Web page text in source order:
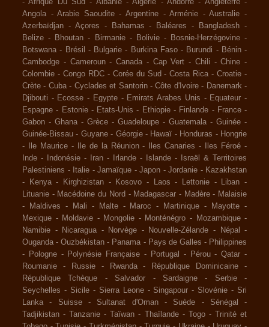
-Afrique Du Sud - Albanie -Algérie -Andorre - Angleterre -
Angola -Arabie Saoudite -Argentine -Arménie -Australie -
Azerbaïdjan - Açores - Bahamas - Baléares - Bangladesh -
Belize - Bhoutan - Birmanie - Bolivie - Bosnie-Herzégovine -
Botswana - Brésil - Bulgarie - Burkina Faso - Burundi - Bénin -
Cambodge - Cameroun - Canada - Cap Vert - Chili -Chine -
Colombie - Congo RDC - Corée du Sud -Costa Rica -Croatie -
Crète - Cuba - Cyclades et Santorin -Côte d'Ivoire - Danemark -
Djibouti - Ecosse - Egypte - Emirats Arabes Unis - Equateur -
Espagne - Estonie - Etats-Unis - Ethiopie - Finlande - France -
Gabon - Ghana - Grèce - Guadeloupe - Guatemala - Guinée -
Guinée-Bissau - Guyane - Géorgie - Hawaï - Honduras - Hongrie
-
Ile Maurice - Ile de la Réunion - Iles Canaries - Iles Féroé -
Inde - Indonésie - Iran - Irlande - Islande -
Israël & Territoires
Palestiniens - Italie - Jamaïque - Japon - Jordanie - Kazakhstan
-
Kenya - Kirghizistan - Kosovo - Laos - Lettonie - Liban -
Lituanie - Macédoine du Nord - Madagascar - Madère - Malaisie
-
Maldives - Mali - Malte - Maroc - Martinique - Mayotte -
Mexique - Moldavie - Mongolie - Monténégro - Mozambique -
Namibie - Nicaragua - Norvège - Nouvelle-Zélande - Népal
-
Ouganda -Ouzbékistan - Panama - Pays de Galles - Philippines
-
Pologne - Polynésie Française - Portugal - Pérou -Qatar -
Roumanie
- Russie - Rwanda - République Dominicaine
-
République Tchèque
- Salvador - Sardaigne - Serbie
-
Seychelles - Sicile - Sierra Leone - Singapour - Slovénie - Sri
Lanka
- Suisse - Sultanat d'Oman - Suède - Sénégal
-
Tadjikistan -Tanzanie -Taïwan - Thaïlande - Togo - Trinité et